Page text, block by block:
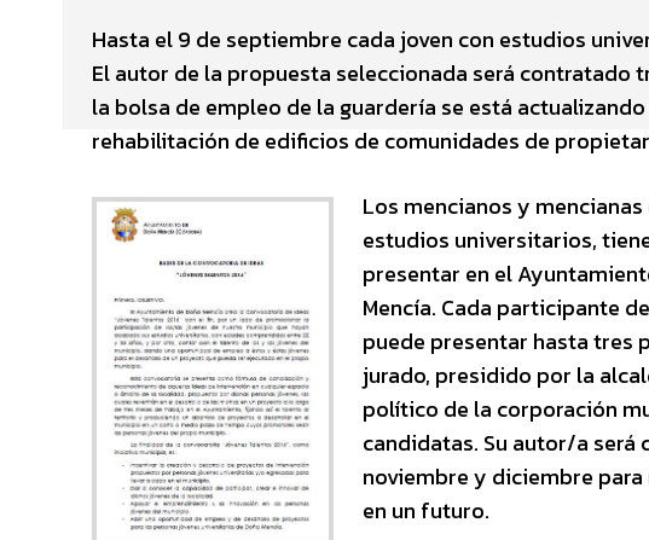
Hasta el 9 de septiembre cada joven con estudios
El autor de la propuesta seleccionada será contratado
la bolsa de empleo de la guardería se está
rehabilitación de edificios de comunidades de
Los mencianos y
estudios universitarios,
presentar en el
Mencía. Cada participante
puede presentar hasta tres
jurado, presidido por la
político de la corporación
candidatas. Su autor/a será
noviembre y diciembre
en un futuro.